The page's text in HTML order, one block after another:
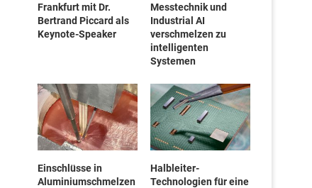
Frankfurt mit Dr.
Bertrand Piccard als
Keynote-Speaker
Messtechnik und
Industrial AI
verschmelzen zu
intelligenten
Systemen
Einschlüsse in
Aluminiumschmelzen
Halbleiter-
Technologien für eine